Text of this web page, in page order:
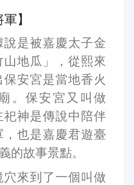
】
是被嘉慶太子金
地瓜」，從熙來
安宮是當地香火
。保安宮又叫做
祀神是傳說中陪伴
也是嘉慶君遊臺
的故事景點。
來到了一個叫做